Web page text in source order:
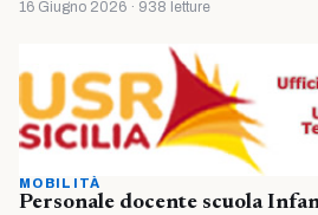
16 Giugno 2026 · 938 letture
MOBILITÀ
Personale docente scuola